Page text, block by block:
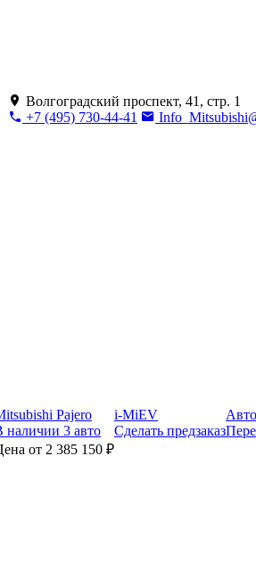
Волгоградский проспект, 41, стр. 1
+7 (495) 730-44-41
Pajero
наличии 3 авто
от 2 385 150 ₽
i-MiEV
Сделать предзаказ